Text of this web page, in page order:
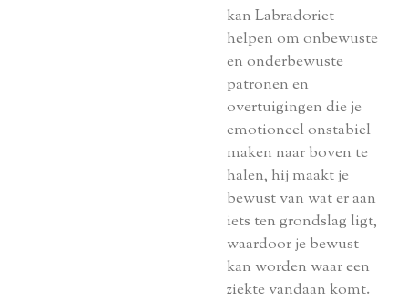
kan Labradoriet
helpen om onbewuste
en onderbewuste
patronen en
overtuigingen die je
emotioneel onstabiel
maken naar boven te
halen, hij maakt je
bewust van wat er aan
iets ten grondslag ligt,
waardoor je bewust
kan worden waar een
ziekte vandaan komt.